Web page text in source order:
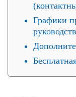
Графики